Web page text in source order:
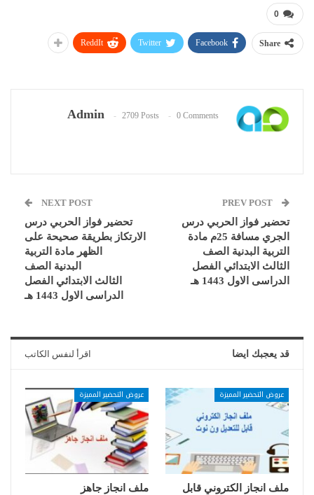
0
Share
Facebook
Twitter
ReddIt
Admin 2709 Posts 0 Comments
تحضير فواز الحربي درس
الجري مسافة 25م مادة
التربية البدنية الصف
الثالث الابتدائي الفصل
الدراسى الاول 1443 هـ
NEXT POST
تحضير فواز الحربي درس
الارتكاز بطريقة صحيحة على
الظهر مادة التربية
البدنية الصف
الثالث الابتدائي الفصل
الدراسى الاول 1443 هـ
قد يعجبك ايضا اقرأ لنفس الكاتب
عروض التحضير المميزة
ملف انجاز الكتروني قابل
عروض التحضير المميزة
ملف انجاز جاهز